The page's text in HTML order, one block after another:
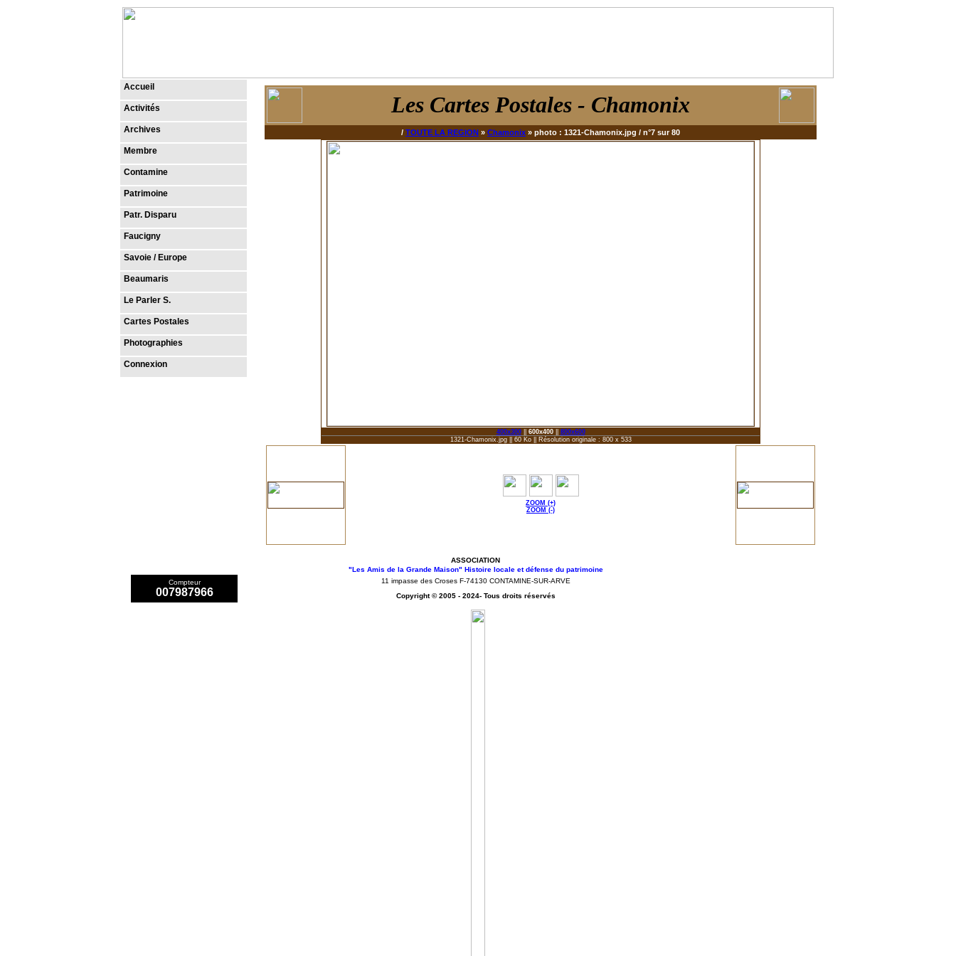
Accueil
Activités
Archives
Membre
Contamine
Patrimoine
Patr. Disparu
Faucigny
Savoie / Europe
Beaumaris
Le Parler S.
Cartes Postales
Photographies
Connexion
Les Cartes Postales - Chamonix
/ TOUTE LA REGION » Chamonix » photo : 1321-Chamonix.jpg / n°7 sur 80
400x300|| 600x400|| 800x600
1321-Chamonix.jpg || 60 Ko || Résolution originale : 800 x 533
ZOOM (+)
ZOOM (-)
ASSOCIATION
"Les Amis de la Grande Maison" Histoire locale et défense du patrimoine
Compteur
007987966
11 impasse des Croses F-74130 CONTAMINE-SUR-ARVE
Copyright © 2005 - 2024- Tous droits réservés